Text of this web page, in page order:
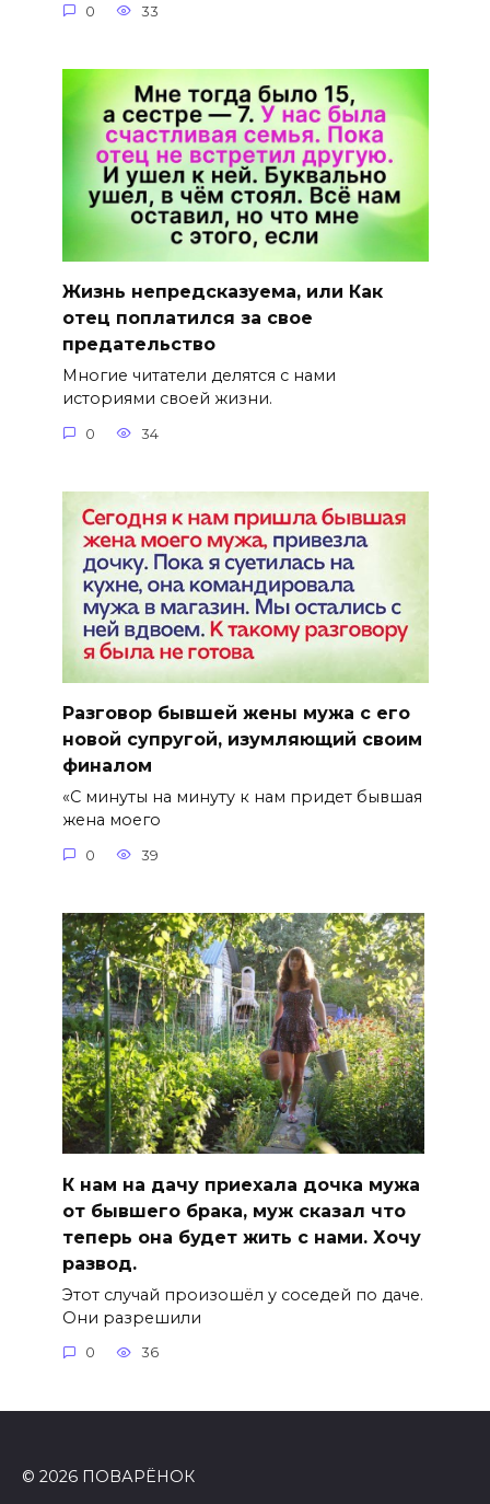
0 33
Жизнь непредсказуема, или Как
отец поплатился за свое
предательство
Многие читатели делятся с нами
историями своей жизни.
0 34
Разговор бывшей жены мужа с его
новой супругой, изумляющий своим
финалом
«С минуты на минуту к нам придет бывшая
жена моего
0 39
К нам на дачу приехала дочка мужа
от бывшего брака, муж сказал что
теперь она будет жить с нами. Хочу
развод.
Этот случай произошёл у соседей по даче.
Они разрешили
0 36
© 2026 ПОВАРЁНОК